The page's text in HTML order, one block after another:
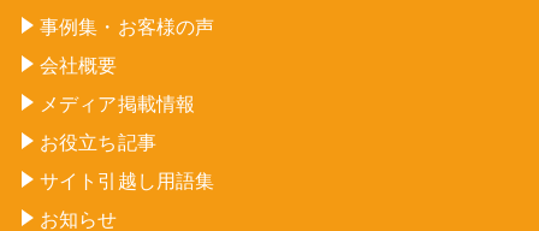
事例集・お客様の声
会社概要
メディア掲載情報
お役立ち記事
サイト引越し用語集
お知らせ